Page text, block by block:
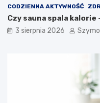
CODZIENNA AKTYWNOŚĆ
Czy sauna spala kalorie
3 sierpnia 2026